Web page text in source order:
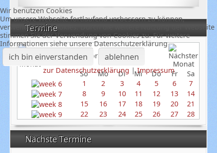
Termine
Februar 2026
So
Mo Di Mi Do Fr
Sa
1
2 3 4 5 6
7
8
9 10 11 12 13
14
15
16 17 18 19 20
21
22
23 24 25 26 27 28
Nächste Termine
Wir benutzen Cookies
Um unsere Webseite fortlaufend verbessern zu können,
verwenden wir Cookies. Durch die weitere Nutzung der Webseite
stimmen Sie der Verwendung von Cookies zu. Für weitere
Informationen siehe unsere Datenschutzerklärung
ich bin einverstanden ablehnen
zur Datenschutzerklärung |Impressum